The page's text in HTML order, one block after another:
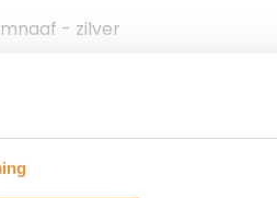
- zilver